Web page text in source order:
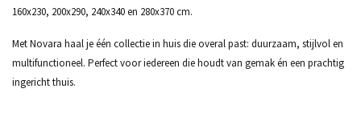
160x230, 200x290, 240x340 en 280x370 cm.
Met Novara haal je één collectie in huis die overal past: duurzaam, stijlvol en
multifunctioneel. Perfect voor iedereen die houdt van gemak én een prachtig
ingericht thuis.